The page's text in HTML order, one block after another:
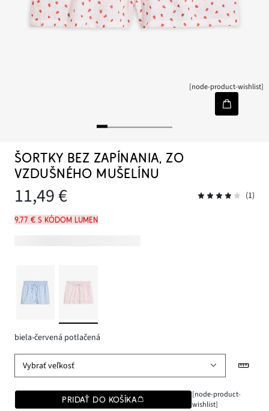
[node-product-wishlist]
ŠORTKY BEZ ZAPÍNANIA, ZO
VZDUŠNÉHO MUŠELÍNU
11,49 € (1)
9,77 € s kódom LUMEN
biela-červená potlačená
Vybrať veľkosť
PRIDAŤ DO KOŠÍKA
[node-product-
wishlist]